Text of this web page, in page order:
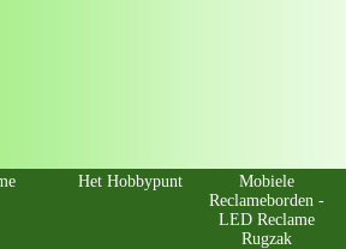
Het Hobbypunt
Mobiele
Reclameborden -
LED Reclame
Rugzak